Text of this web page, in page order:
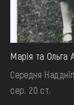
Марія та Ольга
Середня
сер. 20 ст.